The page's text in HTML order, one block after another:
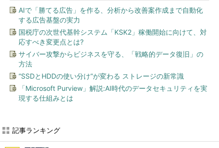
AIで「勝てる広告」を作る、分析から改善案作成まで自動化
する広告基盤の実力
国税庁の次世代基幹システム「KSK2」稼働開始に向けて、対
応すべき変更点とは?
サイバー攻撃からビジネスを守る、「戦略的データ復旧」の
方法
“SSDとHDDの使い分け”が変わる ストレージの新常識
「Microsoft Purview」解説:AI時代のデータセキュリティを実
現する仕組みとは
記事ランキング